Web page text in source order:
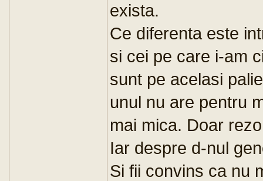
exista.
Ce diferenta este
si cei pe care i-am
sunt pe acelasi
unul nu are pentru
mai mica. Doar
Iar despre d-nul
Si fii convins ca nu